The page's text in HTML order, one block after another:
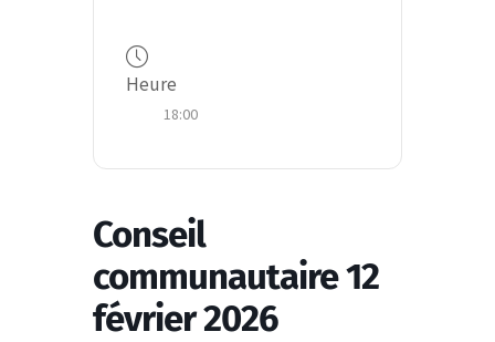
Heure
18:00
Conseil
communautaire 12
février 2026